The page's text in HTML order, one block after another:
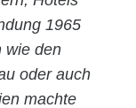
1965
wie den
oder auch
machte